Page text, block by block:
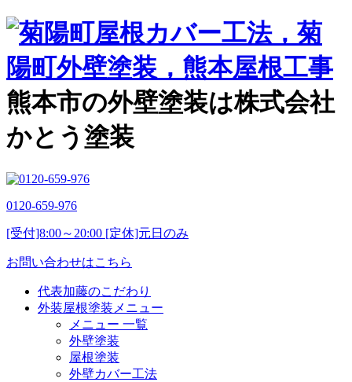
熊本市の外壁塗装は株式会社
かとう塗装
0120-659-976
[受付]8:00～20:00 [定休]元日のみ
お問い合わせはこちら
代表加藤のこだわり
外装屋根塗装メニュー
メニュー 一覧
外壁塗装
屋根塗装
外壁カバー工法